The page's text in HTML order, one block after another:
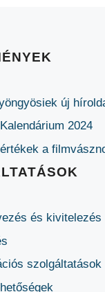
új
2024
a
és kivitelezés
szolgáltatások